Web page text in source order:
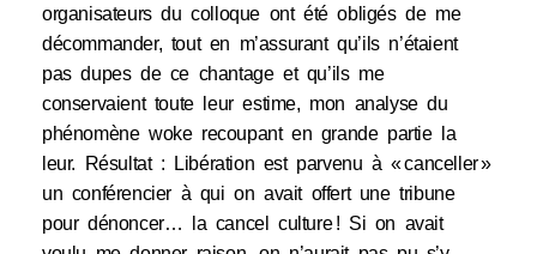
organisateurs du colloque ont été obligés de me
décommander, tout en m’assurant qu’ils n’étaient
pas dupes de ce chantage et qu’ils me
conservaient toute leur estime, mon analyse du
phénomène woke recoupant en grande partie la
leur. Résultat : Libération est parvenu à « canceller »
un conférencier à qui on avait offert une tribune
pour dénoncer… la cancel culture ! Si on avait